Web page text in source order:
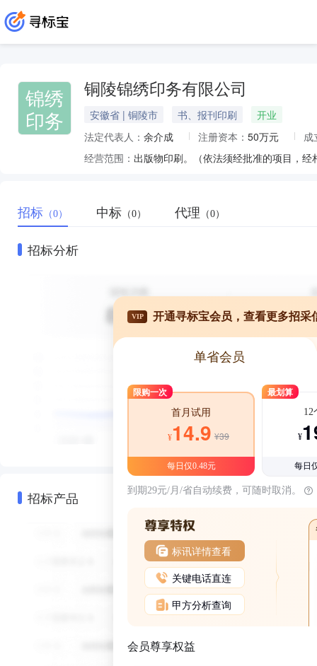
锦绣
印务
铜陵锦绣印务有限公司
安徽省 | 铜陵市 书、报刊印刷
开业
法定代表人： 余介成 注册资本： 50万元
成
经营范围： 出版物印刷。（依法须经批准的项目，
招标 （0） 中标 （0） 代理 （0）
招标分析
招标产品
VIP 开通寻标宝会员，查看更多招采
单省会员
限购一次
首月试用
¥14.9 ¥39
每日仅0.48元
最划算
12
¥
每日
到期29元/月/省自动续费，可随时取消。
标讯详情查看
关键电话直连
甲方分析查询
会员尊享权益